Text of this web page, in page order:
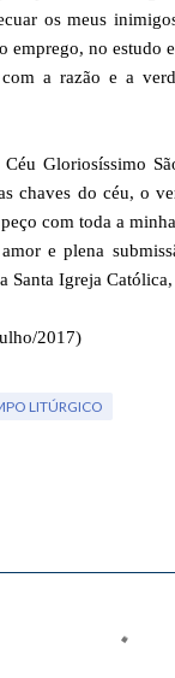
os meus
no estudo
a razão e a
Gloriosíssimo
chaves do céu, o
com toda a
e plena
Igreja
2017)
LITÚRGICO